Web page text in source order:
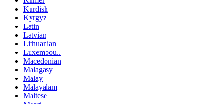
Kurdish
Kyrgyz
Latin
Latvian
Lithuanian
Luxembou..
Macedonian
Malagasy
Malay
Malayalam
Maltese